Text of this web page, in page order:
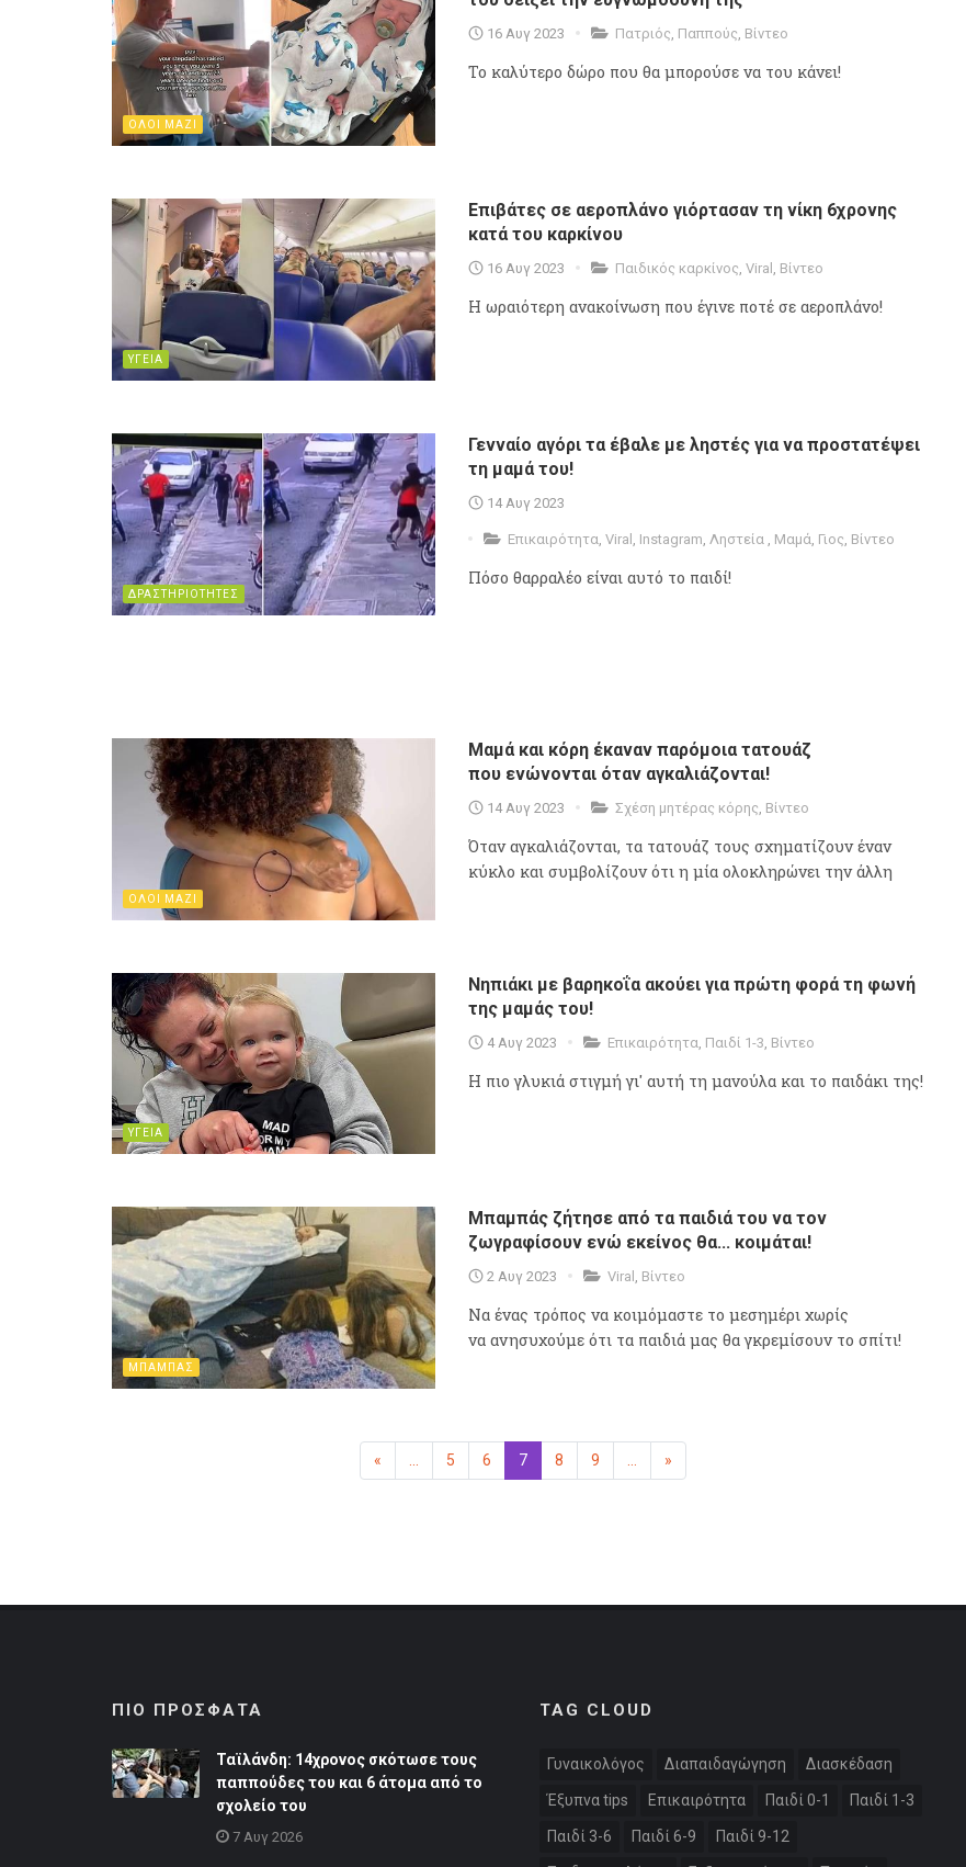
ΟΛΟΙ ΜΑΖΙ
16 Αυγ 2023 Πατριός Παππούς Βίντεο
To καλύτερο δώρο που θα μπορούσε να του κάνει!
ΥΓΕΙΑ
Επιβάτες σε αεροπλάνο γιόρτασαν τη νίκη 6χρονης
κατά του καρκίνου
16 Αυγ 2023 Παιδικός καρκίνος Viral Βίντεο
Η ωραιότερη ανακοίνωση που έγινε ποτέ σε αεροπλάνο!
ΔΡΑΣΤΗΡΙΟΤΗΤΕΣ
Γενναίο αγόρι τα έβαλε με ληστές για να προστατέψει
τη μαμά του!
14 Αυγ 2023
Επικαιρότητα Viral Instagram Ληστεία Μαμά Γιος Βίντεο
Πόσο θαρραλέο είναι αυτό το παιδί!
ΟΛΟΙ ΜΑΖΙ
Μαμά και κόρη έκαναν παρόμοια τατουάζ
που ενώνονται όταν αγκαλιάζονται!
14 Αυγ 2023 Σχέση μητέρας κόρης Βίντεο
Όταν αγκαλιάζονται, τα τατουάζ τους σχηματίζουν έναν
κύκλο και συμβολίζουν ότι η μία ολοκληρώνει την άλλη
ΥΓΕΙΑ
Νηπιάκι με βαρηκοΐα ακούει για πρώτη φορά τη φωνή
της μαμάς του!
4 Αυγ 2023 Επικαιρότητα Παιδί 1-3 Βίντεο
Η πιο γλυκιά στιγμή γι' αυτή τη μανούλα και το παιδάκι της!
ΜΠΑΜΠΑΣ
Μπαμπάς ζήτησε από τα παιδιά του να τον
ζωγραφίσουν ενώ εκείνος θα... κοιμάται!
2 Αυγ 2023 Viral , Βίντεο
Να ένας τρόπος να κοιμόμαστε το μεσημέρι χωρίς
να ανησυχούμε ότι τα παιδιά μας θα γκρεμίσουν το σπίτι!
« Προηγούμενη
... 5 6 7 (επιλεγμένη)
8 9 ... »
ΠΙΟ ΠΡΟΣΦΑΤΑ
Ταϊλάνδη: 14χρονος σκότωσε τους
παππούδες του και 6 άτομα από το
σχολείο του
7 Αυγ 2026
TAG CLOUD
Γυναικολόγος Διαπαιδαγώγηση Διασκέδαση
Έξυπνα tips Επικαιρότητα Παιδί 0-1 Παιδί 1-3
Παιδί 3-6 Παιδί 6-9 Παιδί 9-12